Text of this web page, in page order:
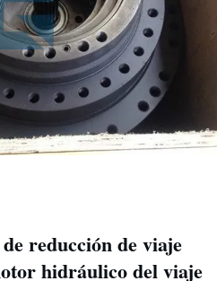
reducción de viaje
hidráulico del viaje